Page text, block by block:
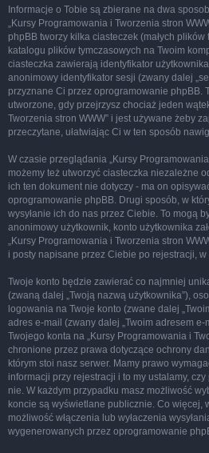
Informacje o Tobie są zbierane na dwa
„Kursy Programowania i Tworzenia stron
phpBB tworzy kilka ciasteczek (małych
katalogu plików tymczasowych na Twoim
ciasteczka zawierają identyfikator
anonimowy identyfikator sesji (zwany dalej
przyznane Ci przez oprogramowanie phpBB.
utworzone, gdy przejrzysz chociaż jeden
Tworzenia stron WWW” i jest używane żeby
przeczytane, ułatwiając Ci w ten sposób
W czasie przeglądania „Kursy
możemy też utworzyć ciasteczka niezależne
ich ten dokument nie dotyczy - ma on
oprogramowanie phpBB. Drugi sposób, w
wysyłanie ich do nas przez Ciebie. To mogą
anonimowy użytkownik, konto użytkownika
„Kursy Programowania i Tworzenia stron
i posty napisane przez Ciebie po rejestracji,
Twoje konto będzie zawierać co najmniej
(zwaną dalej „Twoją nazwą użytkownika”),
logowania na Twoje konto (zwane dalej
adres e-mail (zwany dalej „Twoim adresem
Twojego konta na „Kursy Programowania i
chronione przez prawa dotyczące ochrony
którym stoi nasz serwer. Mamy prawo
informacji przy rejestracji i to my ustalamy,
nie. W każdym przypadku masz możliwość
koncie są wyświetlane publicznie. Co więcej,
możliwość włączenia lub wyłaczenia
wygenerowanych przez oprogramowanie